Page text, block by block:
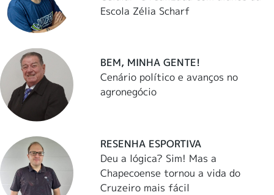
Escola Zélia Scharf
BEM, MINHA GENTE!
Cenário político e avanços no
agronegócio
RESENHA ESPORTIVA
Deu a lógica? Sim! Mas a
Chapecoense tornou a vida do
Cruzeiro mais fácil